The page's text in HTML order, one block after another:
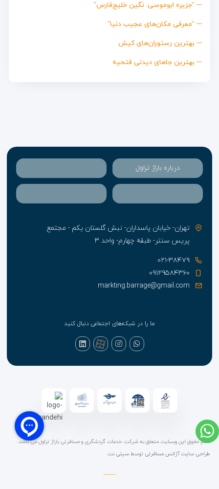
“جزیره ابوموسی: نگین خلیج‌فارس”
“معرفی مکان‌های عجیب دنیا”
بهترین رستوران‌های کیش
بهترین جاهای دیدنی فتحیه
درباره باراژ تراول
تهران- خیابان پاسداران- نبش گلستان یکم - مجتمع
پریس سنتر- طبقه چهارم- واحد ۳
۰۲۱-۳۸۴۷۹
۰۹۱۲۹۵۸۴۳۶۰
markting.barrage@gmail.com
ما را در شبکه‌های اجتماعی دنبال کنید
تمام حقوق این وبسایت متعلق به شرکت خدمات گردشگری و مسافرتی باراژ تراول می باشد.
طراحی سایت آژانس مسافرتی توسط سیتی نت